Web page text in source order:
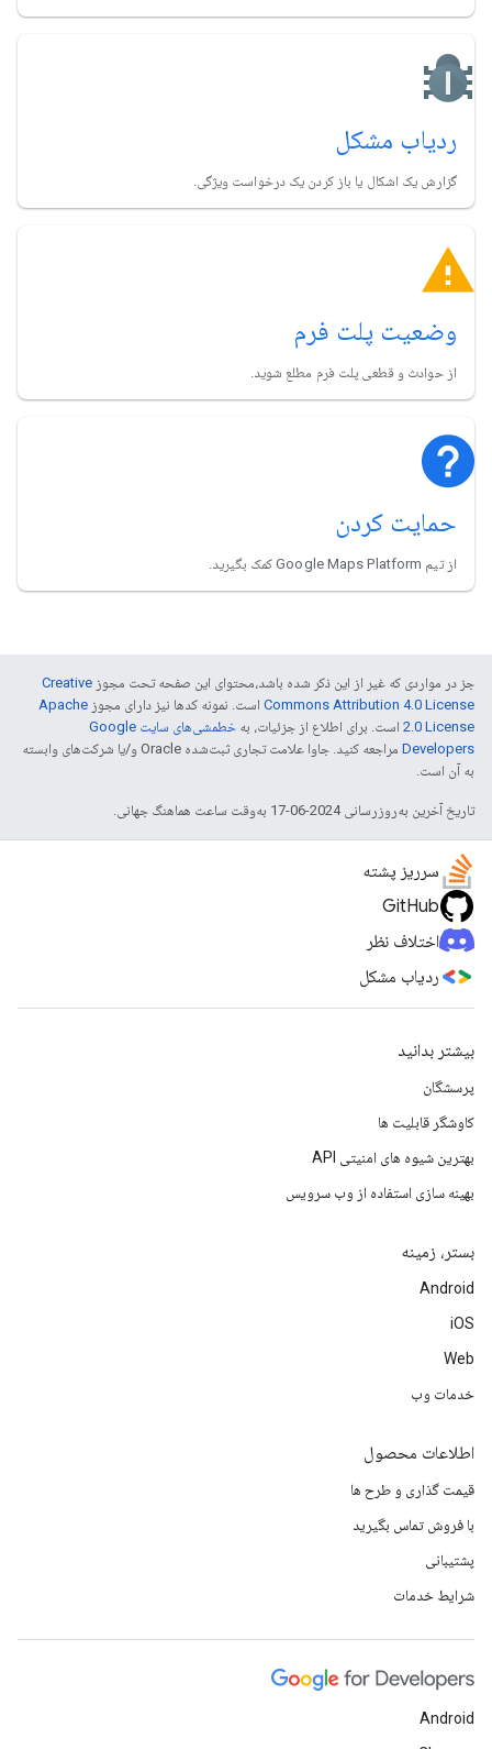
ردیاب مشکل
گزارش یک اشکال یا باز کردن یک درخواست ویژگی.
وضعیت پلت فرم
از حوادث و قطعی پلت فرم مطلع شوید.
حمایت کردن
از تیم Google Maps Platform کمک بگیرید.
جز در مواردی که غیر از این ذکر شده باشد،‌محتوای این صفحه تحت مجوز Creative
Commons Attribution 4.0 License است. نمونه کدها نیز دارای مجوز Apache
2.0 License است. برای اطلاع از جزئیات، به
خطمشی‌های سایت Google
Developers‏
مراجعه کنید. جاوا علامت تجاری ثبت‌شده Oracle و/یا شرکت‌های وابسته
به آن است.
تاریخ آخرین به‌روزرسانی 2024-06-17 به‌وقت ساعت هماهنگ جهانی.
سرریز پشته
GitHub
اختلاف نظر
ردیاب مشکل
بیشتر بدانید
پرسشگان
کاوشگر قابلیت ها
بهترین شیوه های امنیتی API
بهینه سازی استفاده از وب سرویس
بستر، زمینه
Android
iOS
Web
خدمات وب
اطلاعات محصول
قیمت گذاری و طرح ها
با فروش تماس بگیرید
پشتیبانی
شرایط خدمات
Android